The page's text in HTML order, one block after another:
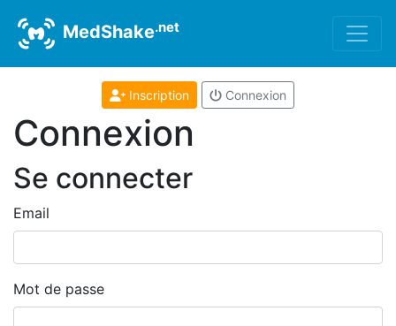
MedShake.net
Inscription Connexion
Connexion
Se connecter
Email
Mot de passe